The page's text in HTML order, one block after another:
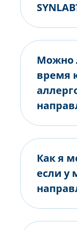
Можно
время
Как я
если у